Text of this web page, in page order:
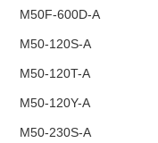
M50F-600D-A
M50-120S-A
M50-120T-A
M50-120Y-A
M50-230S-A